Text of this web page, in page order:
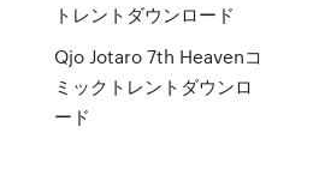
トレントダウンロード
Qjo Jotaro 7th Heavenコ
ミックトレントダウンロ
ード